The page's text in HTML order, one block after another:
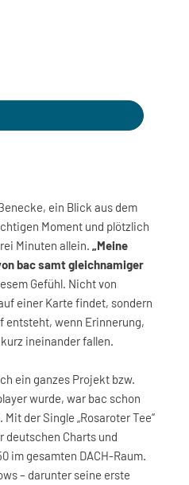
ein Blick aus dem
Moment und plötzlich
Minuten allein. „Meine
bac samt gleichnamiger
Gefühl. Nicht von
einer Karte findet, sondern
entsteht, wenn Erinnerung,
ineinander fallen.
ein ganzes Projekt bzw.
wurde, war bac schon
der Single „Rosaroter Tee“
deutschen Charts und
im gesamten DACH-Raum.
– darunter seine erste